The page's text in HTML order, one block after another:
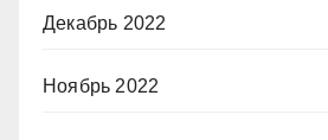
Декабрь 2022
Ноябрь 2022